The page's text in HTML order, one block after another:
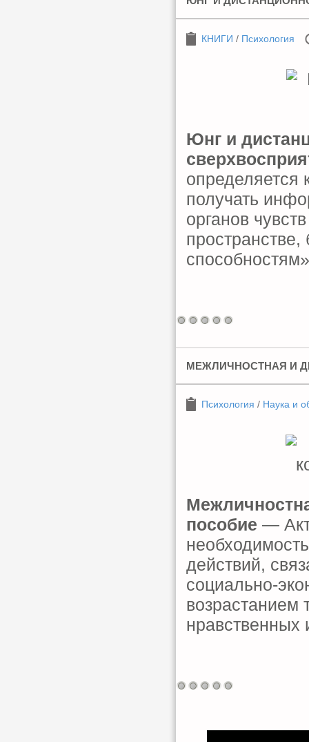
КНИГИ / Психология
Юнг и
определяется
получать
органов
МЕЖЛИЧНОСТНАЯ И
Психология / Наука и
пособие —
действий,
социально-
возрастанием
нравственных